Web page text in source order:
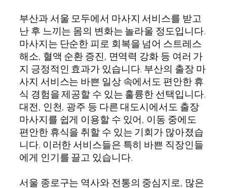
부산과 서울 모두에서 마사지 서비스를 받고
난 후 느끼는 몸의 변화는 놀라울 정도입니다.
마사지는 단순한 피로 회복을 넘어 스트레스
해소, 혈액 순환 증진, 면역력 강화 등 여러 가
지 긍정적인 효과가 있습니다. 부산의 출장 마
사지 서비스는 바쁜 일상 속에서도 편안한 휴
식 경험을 제공할 수 있는 훌륭한 선택입니다.
대전, 인천, 광주 등 다른 대도시에서도 출장
마사지를 쉽게 이용할 수 있어, 이동 중에도
편안한 휴식을 취할 수 있는 기회가 많아졌습
니다. 이러한 서비스들은 특히 바쁜 직장인들
에게 인기를 끌고 있습니다.
서울 종로구는 역사와 전통의 중심지로, 많은